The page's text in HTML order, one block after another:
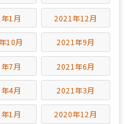
1月 2021年12月
10月 2021年9月
7月 2021年6月
4月 2021年3月
1月 2020年12月